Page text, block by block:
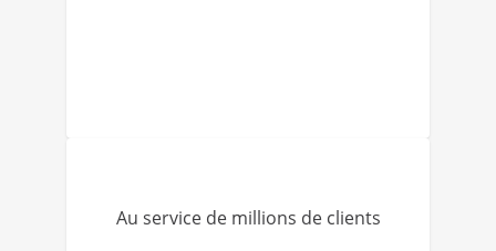
Au service de millions de clients